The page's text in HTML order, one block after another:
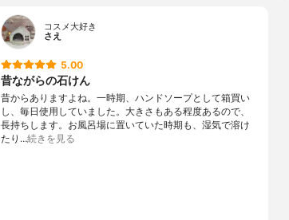
コスメ大好き
さえ
5.00
昔ながらの石けん
昔からありますよね。一時期、ハンドソープとして箱買い
し、毎日使用していました。大きさもある程度あるので、
長持ちします。お風呂場に置いていた時期も、湿気で溶け
たり…続きを見る